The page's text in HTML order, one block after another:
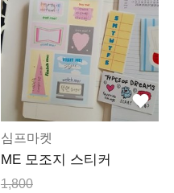
심프마켓
ME 모조지 스티커
1,800